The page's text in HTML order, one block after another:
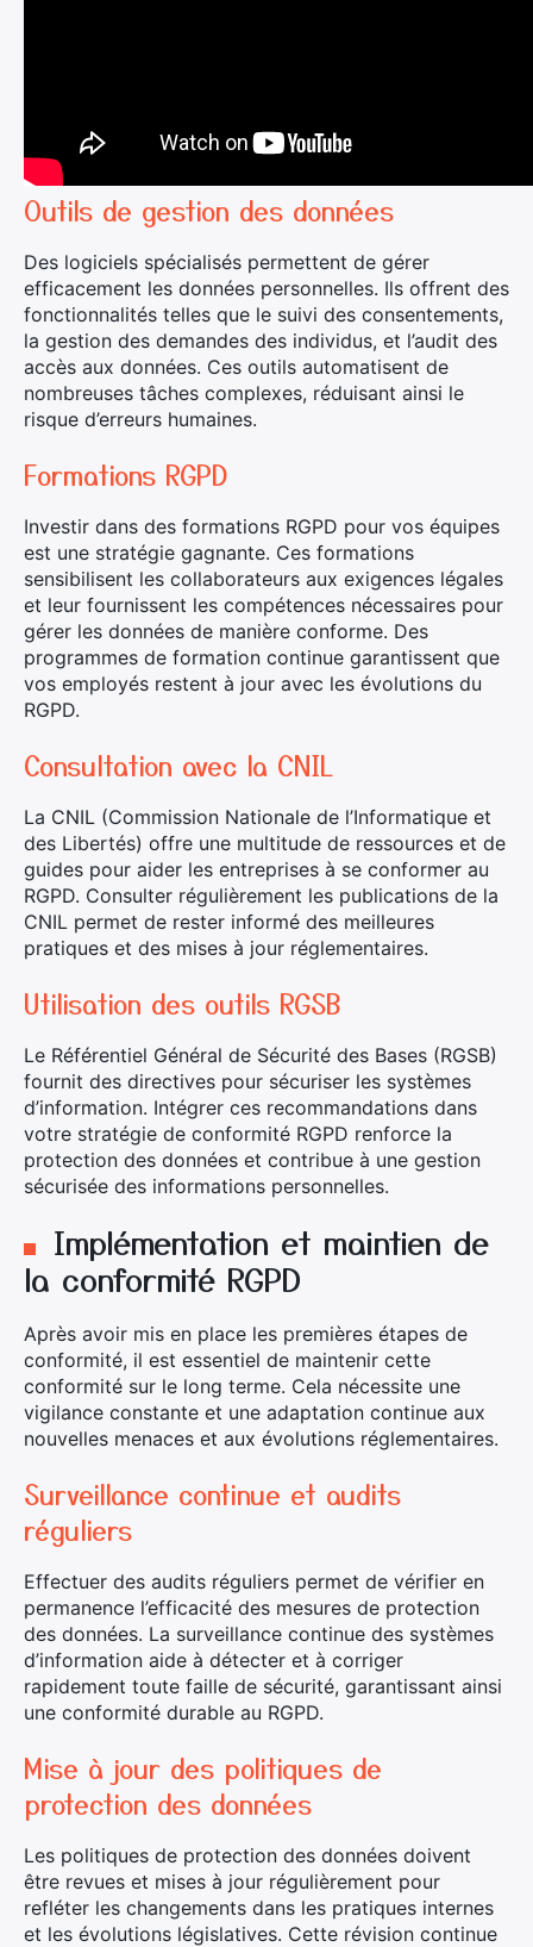
Outils de gestion des données
Des logiciels spécialisés permettent de gérer
efficacement les données personnelles. Ils offrent des
fonctionnalités telles que le suivi des consentements,
la gestion des demandes des individus, et l’audit des
accès aux données. Ces outils automatisent de
nombreuses tâches complexes, réduisant ainsi le
risque d’erreurs humaines.
Formations RGPD
Investir dans des formations RGPD pour vos équipes
est une stratégie gagnante. Ces formations
sensibilisent les collaborateurs aux exigences légales
et leur fournissent les compétences nécessaires pour
gérer les données de manière conforme. Des
programmes de formation continue garantissent que
vos employés restent à jour avec les évolutions du
RGPD.
Consultation avec la CNIL
La CNIL (Commission Nationale de l’Informatique et
des Libertés) offre une multitude de ressources et de
guides pour aider les entreprises à se conformer au
RGPD. Consulter régulièrement les publications de la
CNIL permet de rester informé des meilleures
pratiques et des mises à jour réglementaires.
Utilisation des outils RGSB
Le Référentiel Général de Sécurité des Bases (RGSB)
fournit des directives pour sécuriser les systèmes
d’information. Intégrer ces recommandations dans
votre stratégie de conformité RGPD renforce la
protection des données et contribue à une gestion
sécurisée des informations personnelles.
Implémentation et maintien de
la conformité RGPD
Après avoir mis en place les premières étapes de
conformité, il est essentiel de maintenir cette
conformité sur le long terme. Cela nécessite une
vigilance constante et une adaptation continue aux
nouvelles menaces et aux évolutions réglementaires.
Surveillance continue et audits
réguliers
Effectuer des audits réguliers permet de vérifier en
permanence l’efficacité des mesures de protection
des données. La surveillance continue des systèmes
d’information aide à détecter et à corriger
rapidement toute faille de sécurité, garantissant ainsi
une conformité durable au RGPD.
Mise à jour des politiques de
protection des données
Les politiques de protection des données doivent
être revues et mises à jour régulièrement pour
refléter les changements dans les pratiques internes
et les évolutions législatives. Cette révision continue